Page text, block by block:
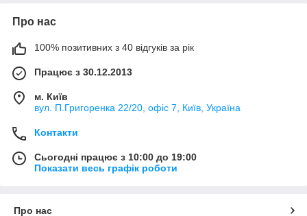
Про нас
100% позитивних з 40 відгуків за рік
Працює з 30.12.2013
м. Київ
вул. П.Григоренка 22/20, офіс 7, Київ, Україна
Контакти
Сьогодні працює з 10:00 до 19:00
Показати весь графік роботи
Про нас